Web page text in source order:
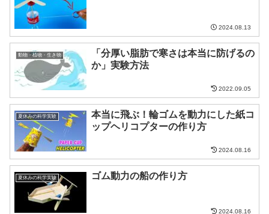
2024.08.13
動物・植物・生き物
「分厚い脂肪で寒さは本当に防げるの
か」実験方法
2022.09.05
夏休みの科学実験
本当に飛ぶ！輪ゴムを動力にした紙コ
ップヘリコプターの作り方
2024.08.16
夏休みの科学実験 ゴム動力の船の作り方
2024.08.16